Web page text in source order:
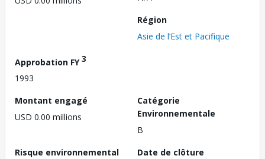
Région
Asie de l’Est et Pacifique
Approbation FY3
1993
Montant engagé
USD 0.00 millions
Catégorie
Environnementale
B
Risque environnemental
Date de clôture